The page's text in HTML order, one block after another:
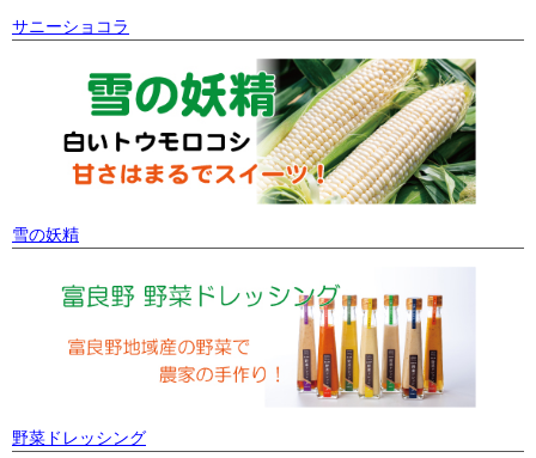
サニーショコラ
雪の妖精
野菜ドレッシング